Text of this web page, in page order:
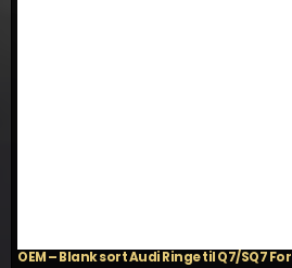
OEM – Blank sort Audi Ringe til Q7/SQ7 For